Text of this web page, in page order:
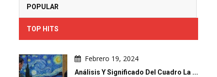
POPULAR
TOP HITS
Febrero 19, 2024
Análisis Y Significado Del Cuadro La ...